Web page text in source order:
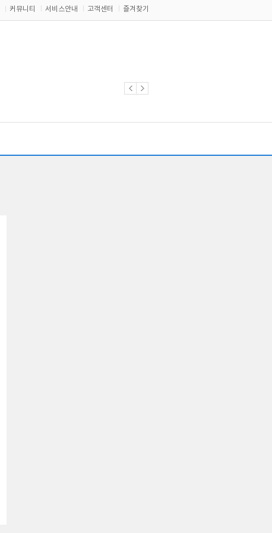
커뮤니티 서비스안내 고객센터 즐겨찾기